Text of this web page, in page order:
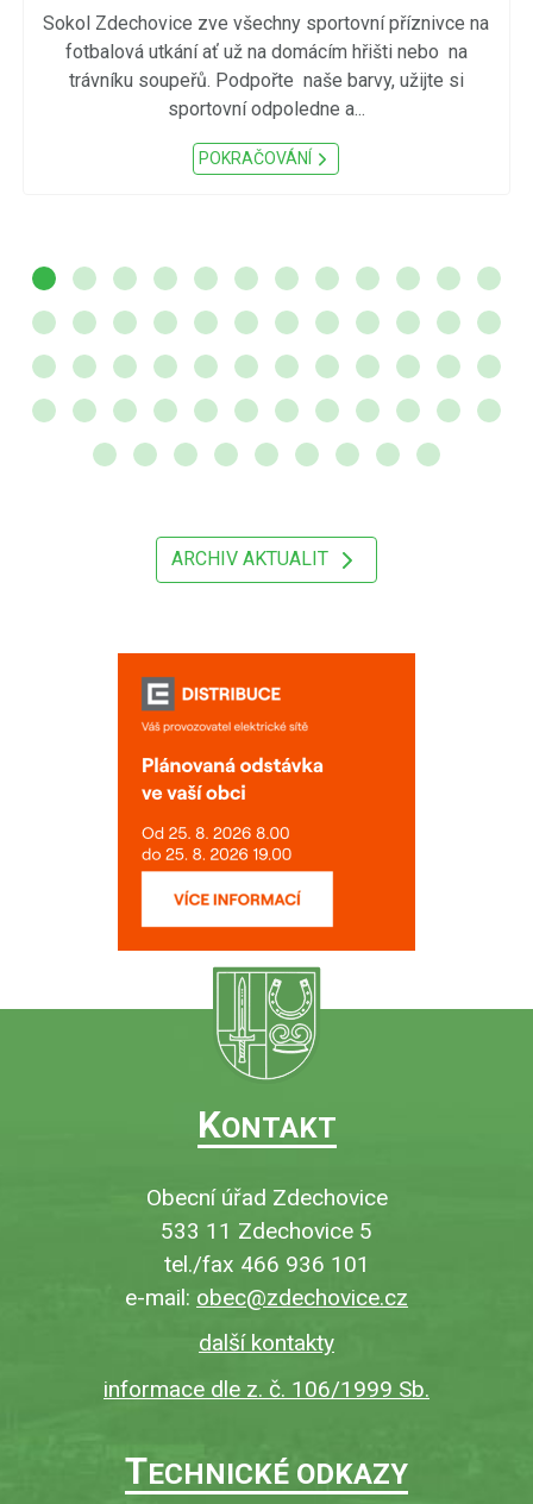
Sokol Zdechovice zve všechny sportovní příznivce na
fotbalová utkání ať už na domácím hřišti nebo na
trávníku soupeřů. Podpořte naše barvy, užijte si
sportovní odpoledne a...
POKRAČOVÁNÍ
ARCHIV AKTUALIT
KONTAKT
Obecní úřad Zdechovice
533 11 Zdechovice 5
tel./fax 466 936 101
e-mail: obec@zdechovice.cz
další kontakty
informace dle z. č. 106/1999 Sb.
TECHNICKÉ ODKAZY